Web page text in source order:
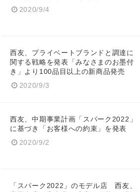
2020/9/4
西友、プライベートブランドと調達に
関する戦略を発表「みなさまのお墨付
き」より100品目以上の新商品発売
2020/9/3
西友、中期事業計画「スパーク2022」
に基づき「お客様への約束」を発表
2020/9/2
「スパーク2022」のモデル店 西友、